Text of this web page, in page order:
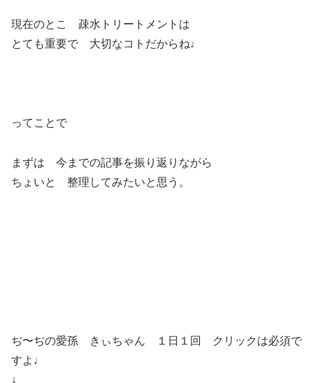
現在のとこ 疎水トリートメントは
とても重要で 大切なコトだからね♩
ってことで
まずは 今までの記事を振り返りながら
ちょいと 整理してみたいと思う。
ぢ〜ぢの愛孫 きぃちゃん １日１回 クリックは必須で
すよ♩
↓